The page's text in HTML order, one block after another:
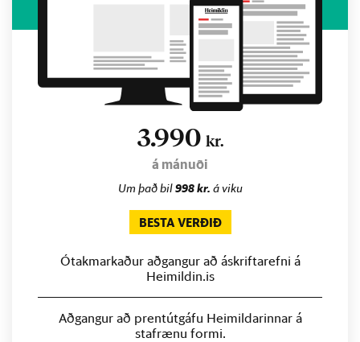
3.990 kr.
á mánuði
Um það bil998 kr. á viku
BESTA VERÐIÐ
Ótakmarkaður aðgangur að áskriftarefni á
Heimildin.is
Aðgangur að prentútgáfu Heimildarinnar á
stafrænu formi.